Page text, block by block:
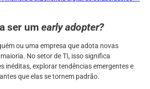
ser um early adopter?
ou uma empresa que adota novas
No setor de TI, isso significa
inéditas, explorar tendências emergentes e
que elas se tornem padrão.